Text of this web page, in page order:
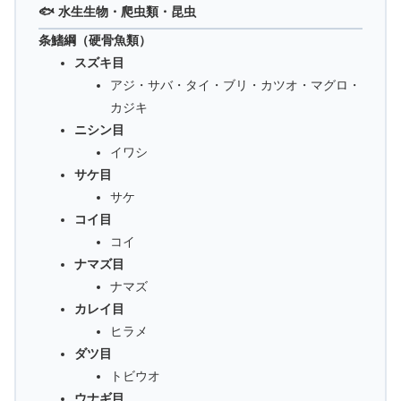
🐟 水生生物・爬虫類・昆虫
条鰭綱（硬骨魚類）
スズキ目
アジ・サバ・タイ・ブリ・カツオ・マグロ・
カジキ
ニシン目
イワシ
サケ目
サケ
コイ目
コイ
ナマズ目
ナマズ
カレイ目
ヒラメ
ダツ目
トビウオ